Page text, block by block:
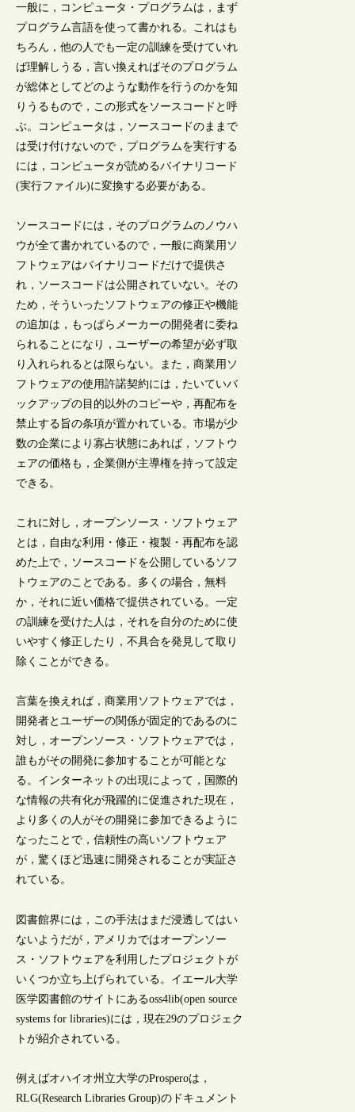
一般に，コンピュータ・プログラムは，まず
プログラム言語を使って書かれる。これはも
ちろん，他の人でも一定の訓練を受けていれ
ば理解しうる，言い換えればそのプログラム
が総体としてどのような動作を行うのかを知
りうるもので，この形式をソースコードと呼
ぶ。コンピュータは，ソースコードのままで
は受け付けないので，プログラムを実行する
には，コンピュータが読めるバイナリコード
(実行ファイル)に変換する必要がある。
ソースコードには，そのプログラムのノウハ
ウが全て書かれているので，一般に商業用ソ
フトウェアはバイナリコードだけで提供さ
れ，ソースコードは公開されていない。その
ため，そういったソフトウェアの修正や機能
の追加は，もっぱらメーカーの開発者に委ね
られることになり，ユーザーの希望が必ず取
り入れられるとは限らない。また，商業用ソ
フトウェアの使用許諾契約には，たいていバ
ックアップの目的以外のコピーや，再配布を
禁止する旨の条項が置かれている。市場が少
数の企業により寡占状態にあれば，ソフトウ
ェアの価格も，企業側が主導権を持って設定
できる。
これに対し，オープンソース・ソフトウェア
とは，自由な利用・修正・複製・再配布を認
めた上で，ソースコードを公開しているソフ
トウェアのことである。多くの場合，無料
か，それに近い価格で提供されている。一定
の訓練を受けた人は，それを自分のために使
いやすく修正したり，不具合を発見して取り
除くことができる。
言葉を換えれば，商業用ソフトウェアでは，
開発者とユーザーの関係が固定的であるのに
対し，オープンソース・ソフトウェアでは，
誰もがその開発に参加することが可能とな
る。インターネットの出現によって，国際的
な情報の共有化が飛躍的に促進された現在，
より多くの人がその開発に参加できるように
なったことで，信頼性の高いソフトウェア
が，驚くほど迅速に開発されることが実証さ
れている。
図書館界には，この手法はまだ浸透してはい
ないようだが，アメリカではオープンソー
ス・ソフトウェアを利用したプロジェクトが
いくつか立ち上げられている。イエール大学
医学図書館のサイトにあるoss4lib(open source
systems for libraries)には，現在29のプロジェク
トが紹介されている。
例えばオハイオ州立大学のProsperoは，
RLG(Research Libraries Group)のドキュメント